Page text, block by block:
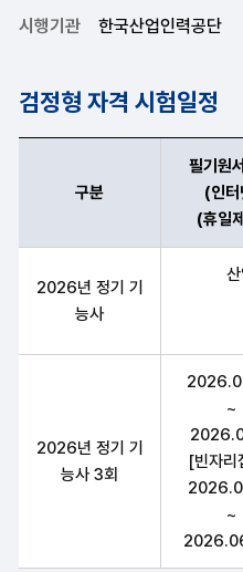
시행기관
한국산업인력공단
검정형 자격 시험일정
도자공예기능사 구분,필기원
구분
필기원
(인터
(휴일
2026년 정기 기
능사
2026년 정기 기
능사 3회
~
[빈자리
~